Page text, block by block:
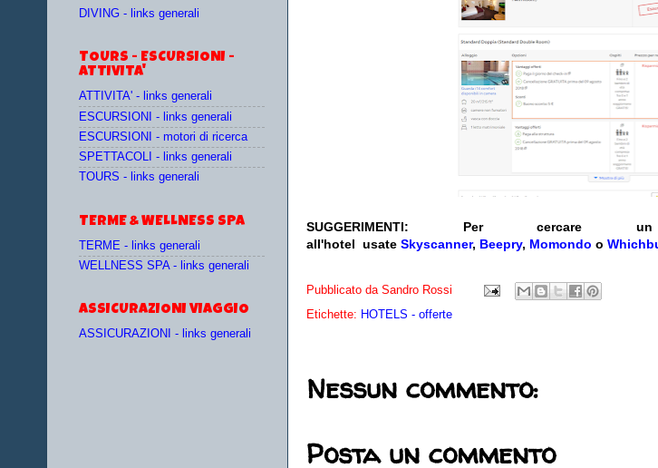
SUGGERIMENTI:
Per cercare
all'hotel usate Skyscanner, Beepry, Momondo o
Pubblicato da Sandro Rossi
Etichette: HOTELS - offerte
Nessun commento:
Posta un commento
DIVING - links generali
TOURS - ESCURSIONI -
ATTIVITA'
ATTIVITA' - links generali
ESCURSIONI - links generali
ESCURSIONI - motori di ricerca
SPETTACOLI - links generali
TOURS - links generali
TERME & WELLNESS SPA
TERME - links generali
WELLNESS SPA - links generali
ASSICURAZIONI VIAGGIO
ASSICURAZIONI - links generali